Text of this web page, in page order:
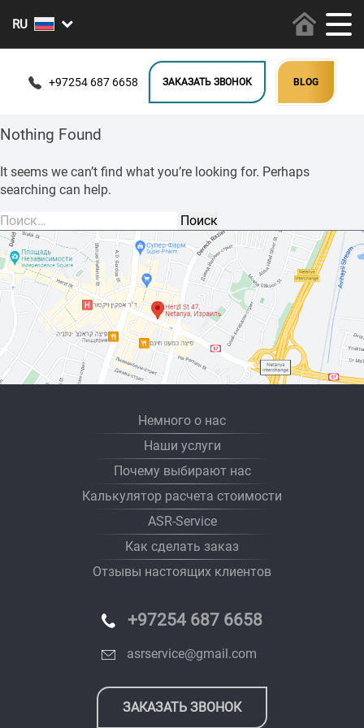
+97254 687 6658 ЗАКАЗАТЬ ЗВОНОК BLOG
Nothing Found
It seems we can’t find what you’re looking for. Perhaps
searching can help.
Найти:
Немного о нас
Наши услуги
Почему выбирают нас
Калькулятор расчета стоимости
ASR-Service
Как сделать заказ
Отзывы настоящих клиентов
+97254 687 6658
asrservice@gmail.com
ЗАКАЗАТЬ ЗВОНОК